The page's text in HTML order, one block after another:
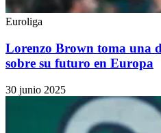
Euroliga
Lorenzo Brown toma una
sobre su futuro en Europa
30 junio 2025